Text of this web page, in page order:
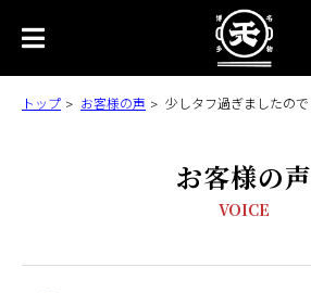
トップ お客様の声 少しタフ過ぎましたので
お客様の声
VOICE